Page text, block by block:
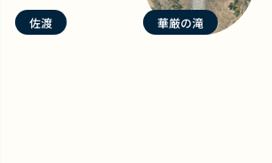
佐渡 華厳の滝